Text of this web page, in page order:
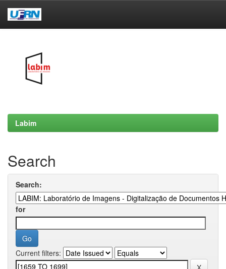
Labim
Search
Search:
for
Current filters: